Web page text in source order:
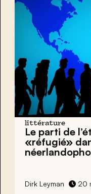
littérature
Le parti de
«réfugié»
Dirk Leyman 20